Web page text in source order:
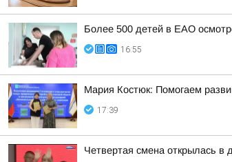
Более 500 детей в ЕАО
16:55
Мария Костюк: Помогаем
17:39
Четвертая смена открылась в